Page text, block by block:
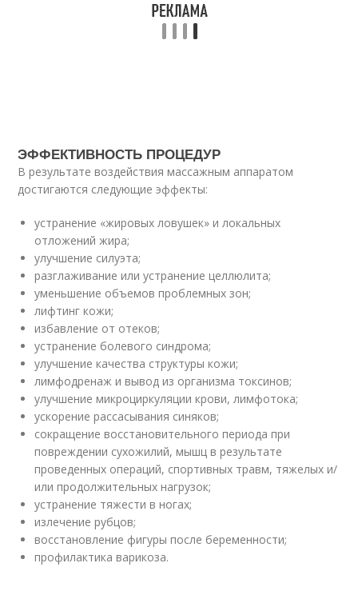
ЭФФЕКТИВНОСТЬ ПРОЦЕДУР
В результате воздействия массажным аппаратом
достигаются следующие эффекты:
устранение «жировых ловушек» и локальных
отложений жира;
улучшение силуэта;
разглаживание или устранение целлюлита;
уменьшение объемов проблемных зон;
лифтинг кожи;
избавление от отеков;
устранение болевого синдрома;
улучшение качества структуры кожи;
лимфодренаж и вывод из организма токсинов;
улучшение микроциркуляции крови, лимфотока;
ускорение рассасывания синяков;
сокращение восстановительного периода при
повреждении сухожилий, мышц в результате
проведенных операций, спортивных травм, тяжелых и/
или продолжительных нагрузок;
устранение тяжести в ногах;
излечение рубцов;
восстановление фигуры после беременности;
профилактика варикоза.